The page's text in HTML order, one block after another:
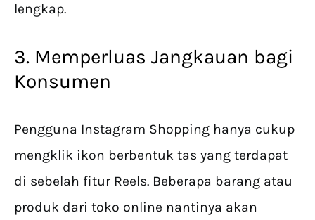
lengkap.
3. Memperluas Jangkauan bagi
Konsumen
Pengguna Instagram Shopping hanya cukup
mengklik ikon berbentuk tas yang terdapat
di sebelah fitur Reels. Beberapa barang atau
produk dari toko online nantinya akan